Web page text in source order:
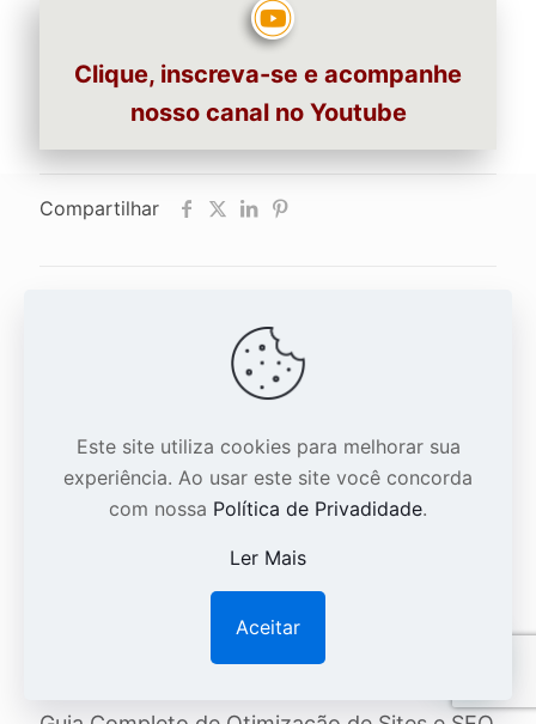
Clique, inscreva-se e acompanhe
nosso canal no Youtube
Compartilhar
Este site utiliza cookies para melhorar sua
experiência. Ao usar este site você concorda
com nossa Política de Privadidade.
Ler Mais
Aceitar